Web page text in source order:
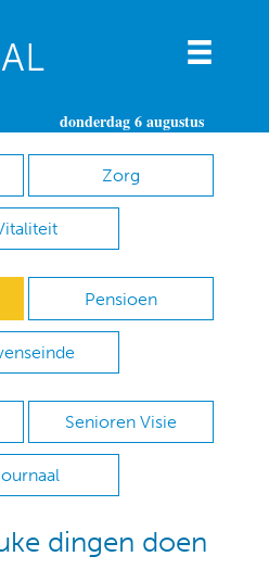
donderdag 6 augustus
Zorg
Pensioen
Senioren Visie
dingen doen